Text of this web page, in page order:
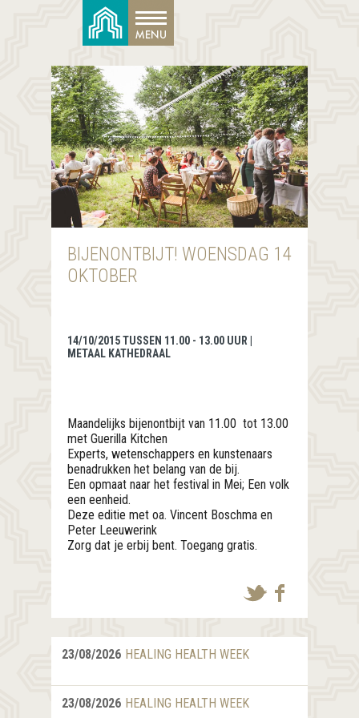
BIJENONTBIJT! WOENSDAG 14
OKTOBER
14/10/2015 TUSSEN 11.00 - 13.00 UUR |
METAAL KATHEDRAAL
Maandelijks bijenontbijt van 11.00 tot 13.00
met Guerilla Kitchen
Experts, wetenschappers en kunstenaars
benadrukken het belang van de bij.
Een opmaat naar het festival in Mei; Een volk
een eenheid.
Deze editie met oa. Vincent Boschma en
Peter Leeuwerink
Zorg dat je erbij bent. Toegang gratis.
23/08/2026 HEALING HEALTH WEEK
23/08/2026 HEALING HEALTH WEEK